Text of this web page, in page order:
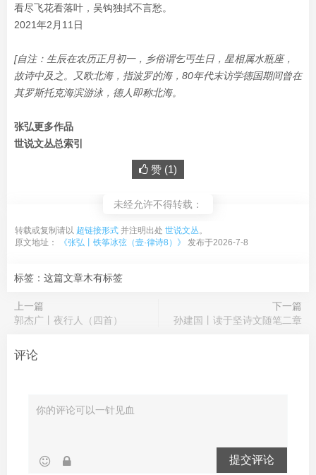
看尽飞花看落叶，吴钩独拭不言愁。
2021年2月11日
[自注：生辰在农历正月初一，乡俗谓乞丐生日，星相属水瓶座，
故诗中及之。又欧北海，指波罗的海，80年代末访学德国期间曾在
其罗斯托克海滨游泳，德人即称北海。
张弘更多作品
世说文丛总索引
赞 (1)
未经允许不得转载：
转载或复制请以 超链接形式 并注明出处 世说文丛。
原文地址：
《张弘丨铁筝冰弦（壹·律诗8）》 发布于2026-7-8
标签：这篇文章木有标签
上一篇
郭杰广丨夜行人（四首）
下一篇
孙建国丨读于坚诗文随笔二章
评论
提交评论